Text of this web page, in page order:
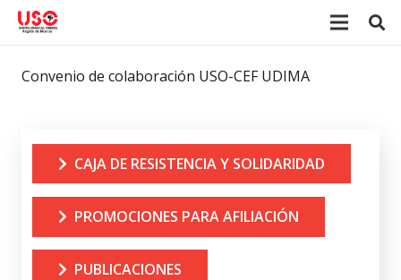
Convenio de colaboración USO-CEF UDIMA
CAJA DE RESISTENCIA Y SOLIDARIDAD
PROMOCIONES PARA AFILIACIÓN
PUBLICACIONES